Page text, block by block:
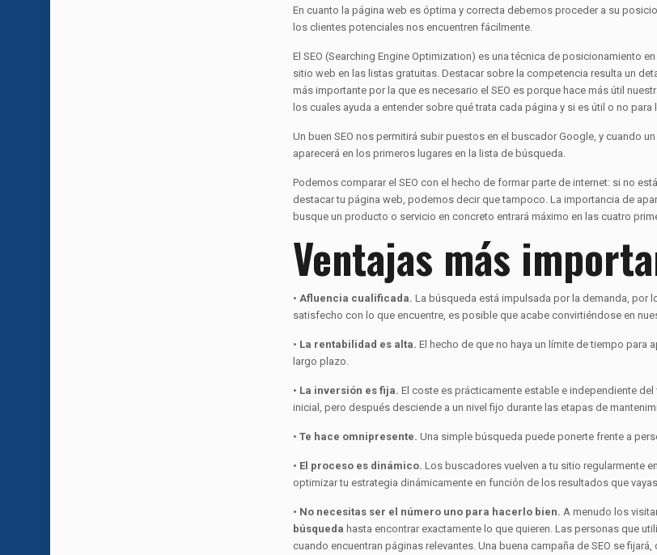
En cuanto la página web es óptima y correcta debemos proceder a su
los clientes potenciales nos encuentren fácilmente.
El SEO (Searching Engine Optimization) es una técnica de posicionamiento
sitio web en las listas gratuitas. Destacar sobre la competencia resulta un
más importante por la que es necesario el SEO es porque hace más útil
los cuales ayuda a entender sobre qué trata cada página y si es útil o no para
Un buen SEO nos permitirá subir puestos en el buscador Google, y cuando
aparecerá en los primeros lugares en la lista de búsqueda.
Podemos comparar el SEO con el hecho de formar parte de internet: si no
destacar tu página web, podemos decir que tampoco. La importancia de
busque un producto o servicio en concreto entrará máximo en las cuatro
Ventajas más
• Afluencia cualificada. La búsqueda está impulsada por la demanda, por
satisfecho con lo que encuentre, es posible que acabe convirtiéndose en
• La rentabilidad es alta. El hecho de que no haya un límite de tiempo para
largo plazo.
• La inversión es fija. El coste es prácticamente estable e independiente
inicial, pero después desciende a un nivel fijo durante las etapas de
• Te hace omnipresente. Una simple búsqueda puede ponerte frente a
• El proceso es dinámico. Los buscadores vuelven a tu sitio regularmente
optimizar tu estrategia dinámicamente en función de los resultados que
• No necesitas ser el número uno para hacerlo bien. A menudo los
búsqueda hasta encontrar exactamente lo que quieren. Las personas que
cuando encuentran páginas relevantes. Una buena campaña de SEO se